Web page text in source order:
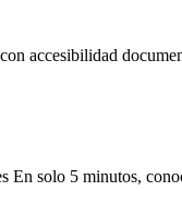
accesibilidad
En solo 5 minutos,